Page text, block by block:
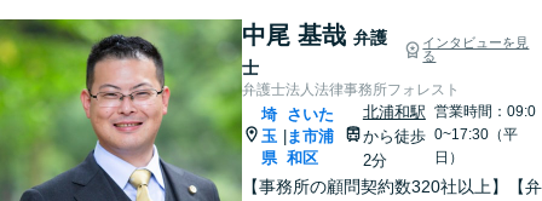
中尾 基哉 弁護
士
インタビューを見
る
弁護士法人法律事務所フォレスト
埼
玉
県
さいた
ま市浦
和区
北浦和駅
から徒歩
2分
営業時間：09:0
0~17:30（平
日）
【事務所の顧問契約数320社以上】【弁